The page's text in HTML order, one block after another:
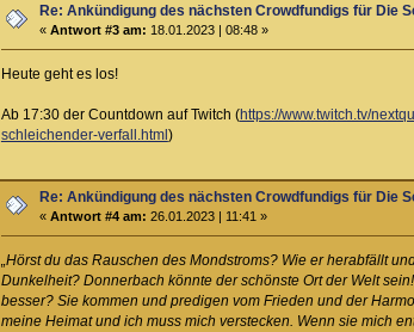
Re: Ankündigung des nächsten Crowdfundigs für Die
«Antwort #3 am: 18.01.2023 | 08:48 »
Heute geht es los!
Ab 17:30 der Countdown auf Twitch (https://www.twitch.tv/
schleichender-verfall.html )
Re: Ankündigung des nächsten Crowdfundigs für Die
«Antwort #4 am: 26.01.2023 | 11:41 »
„Hörst du das Rauschen des Mondstroms? Wie er herabfällt
Dunkelheit? Donnerbach könnte der schönste Ort der Welt
besser? Sie kommen und predigen vom Frieden und der
meine Heimat und ich muss mich verstecken. Wenn sie mich